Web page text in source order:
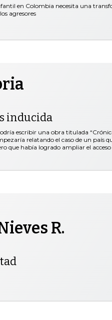
en Colombia necesita una
agresores
inducida
escribir una obra titulada
relatando el caso de un país
que había logrado ampliar el acceso
R.